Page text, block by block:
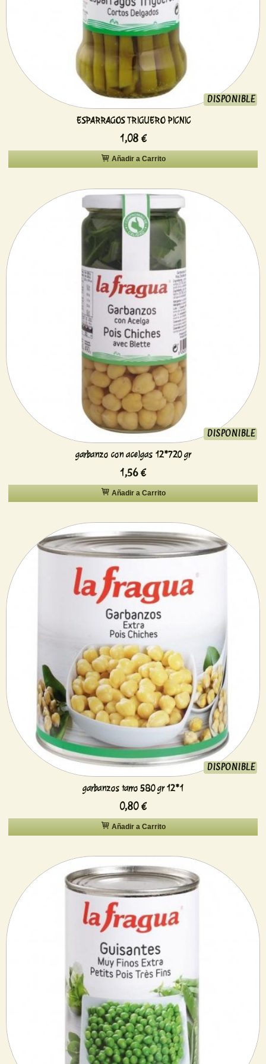
DISPONIBLE
ESPARRAGOS TRIGUERO PICNIC
1,08 €
Añadir a Carrito
DISPONIBLE
garbanzo con acelgas 12*720 gr
1,56 €
Añadir a Carrito
DISPONIBLE
garbanzos tarro 580 gr 12*1
0,80 €
Añadir a Carrito